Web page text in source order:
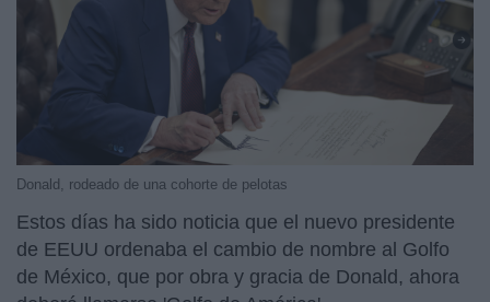
Donald, rodeado de una cohorte de pelotas
Estos días ha sido noticia que el nuevo presidente
de EEUU ordenaba el cambio de nombre al Golfo
de México, que por obra y gracia de Donald, ahora